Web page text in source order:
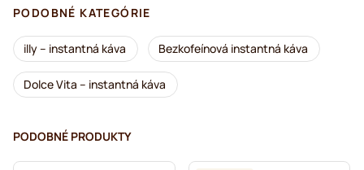
PODOBNÉ KATEGÓRIE
illy – instantná káva Bezkofeínová instantná káva
Dolce Vita – instantná káva
PODOBNÉ PRODUKTY